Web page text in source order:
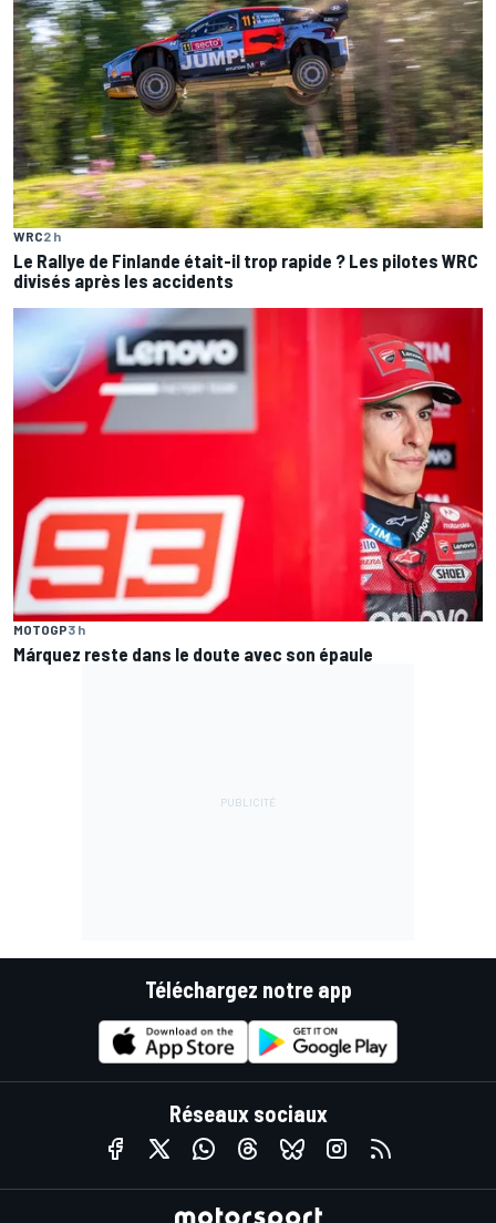
WRC2 h
Le Rallye de Finlande était-il trop rapide ? Les pilotes WRC
divisés après les accidents
MOTOGP3 h
Márquez reste dans le doute avec son épaule
Téléchargez notre app
Réseaux sociaux